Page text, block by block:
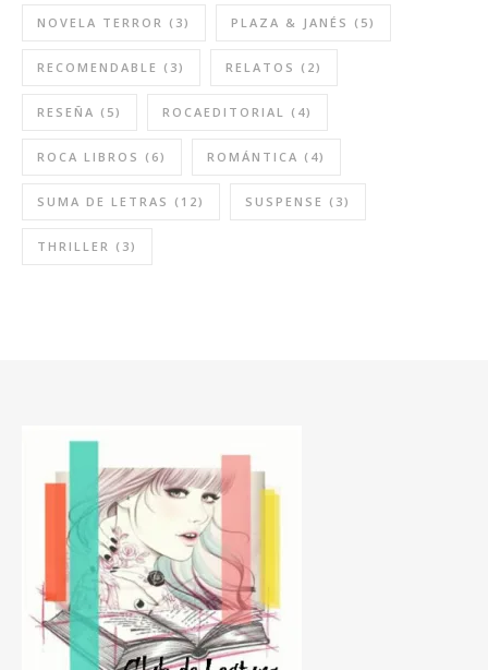
NOVELA TERROR (3) PLAZA & JANÉS (5)
RECOMENDABLE (3) RELATOS (2)
RESEÑA (5) ROCAEDITORIAL (4)
ROCA LIBROS (6) ROMÁNTICA (4)
SUMA DE LETRAS (12) SUSPENSE (3)
THRILLER (3)